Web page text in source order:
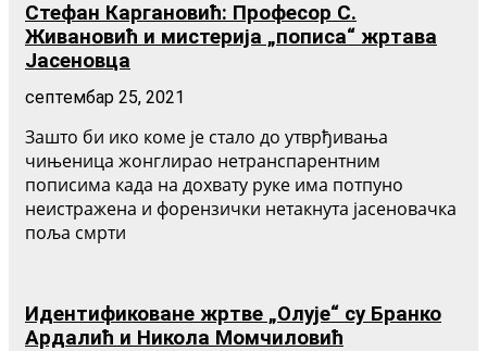
Стефан Каргановић: Професор С.
Живановић и мистерија „пописа“ жртава
Јасеновца
септембар 25, 2021
Зашто би ико коме је стало до утврђивања
чињеница жонглирао нетранспарентним
пописима када на дохвату руке има потпуно
неистражена и форензички нетакнута јасеновачка
поља смрти
Идентификоване жртве „Олује“ су Бранко
Ардалић и Никола Момчиловић